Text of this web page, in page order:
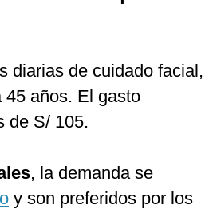
diarias de cuidado facial,
45 años. El gasto
de S/ 105.
, la demanda se
y son preferidos por los